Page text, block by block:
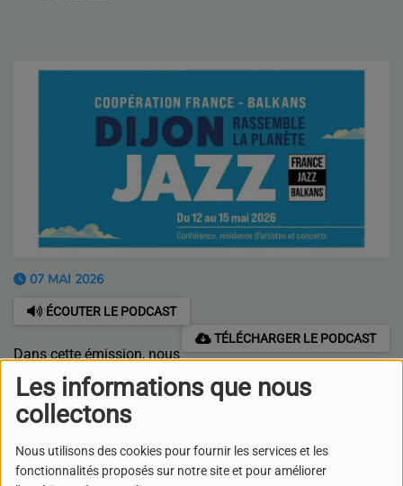
Les informations que nous
collectons
Nous utilisons des cookies pour fournir les services et les
fonctionnalités proposés sur notre site et pour améliorer
07 MAI 2026
ÉCOUTER LE PODCAST
TÉLÉCHARGER LE PODCAST
Dans cette émission, nous
recevons Bertrand Fort, Directeur des relations
internationales de la Ville de Dijon et Dijon Métropole, à
l’occasion de la conférence
» organisée les 14 et 15 mai 2026 en coordination avec le
réseau Jazz France Balkans.